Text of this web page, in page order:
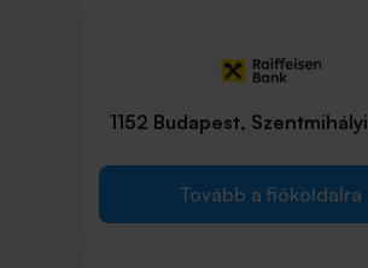
1152 Budapest,
Tovább a fiókoldalra